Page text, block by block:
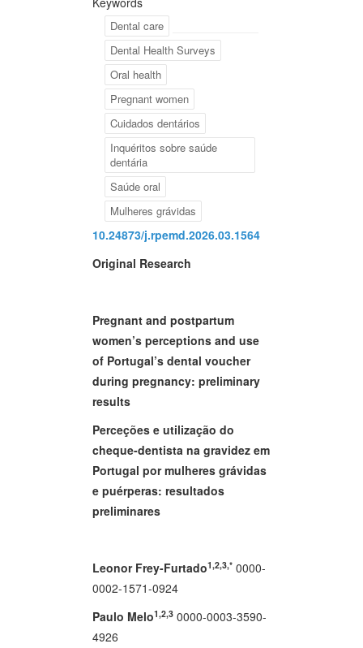
Dental care
Dental Health Surveys
Oral health
Pregnant women
Cuidados dentários
Inquéritos sobre saúde
dentária
Saúde oral
Mulheres grávidas
10.24873/j.rpemd.2026.03.1564
Original Research
Pregnant and postpartum
women’s perceptions and use
of Portugal’s dental voucher
during pregnancy: preliminary
results
Perceções e utilização do
cheque-dentista na gravidez em
Portugal por mulheres grávidas
e puérperas: resultados
preliminares
Leonor Frey-Furtado1,2,3,* 0000-
0002-1571-0924
Paulo Melo1,2,3 0000-0003-3590-
4926